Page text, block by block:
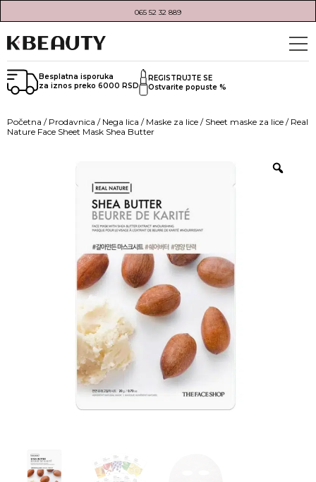
065 52 32 889
Besplatna isporuka
za iznos preko 6000 RSD
REGISTRUJTE SE
Ostvarite popuste %
Početna / Prodavnica / Nega lica / Maske za lice / Sheet maske za lice / Real
Nature Face Sheet Mask Shea Butter